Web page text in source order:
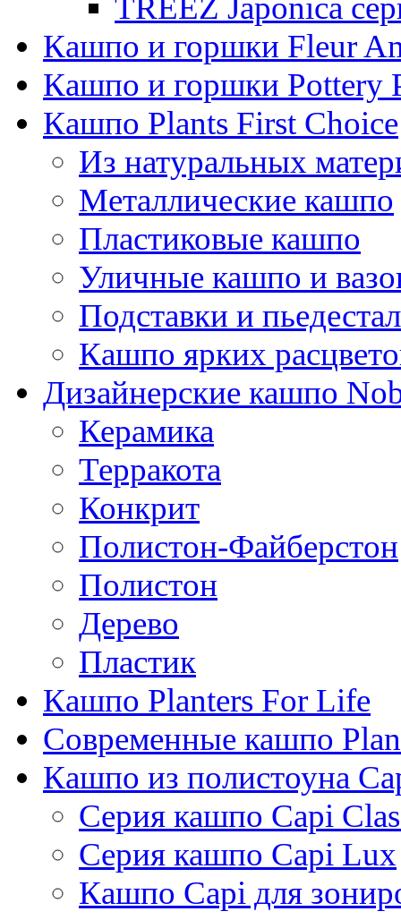
TREEZ Japonica
Кашпо и горшки Fleur
Кашпо и горшки Pottery
Кашпо Plants First Choice
Из натуральных
Металлические кашпо
Пластиковые кашпо
Уличные кашпо и
Подставки и
Кашпо ярких
Дизайнерские кашпо
Керамика
Терракота
Конкрит
Полистон-Файберстон
Полистон
Дерево
Пластик
Кашпо Planters For Life
Современные кашпо
Кашпо из полистоуна
Серия кашпо Capi
Серия кашпо Capi Lux
Кашпо Capi для